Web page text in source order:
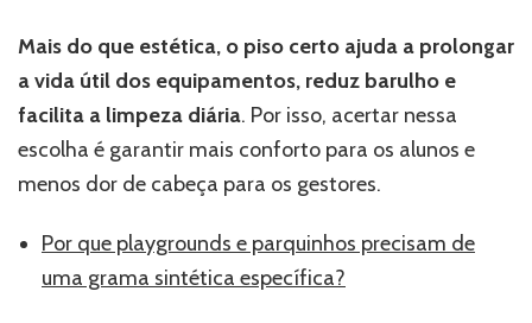
Mais do que estética, o piso certo ajuda a prolongar
a vida útil dos equipamentos, reduz barulho e
facilita a limpeza diária. Por isso, acertar nessa
escolha é garantir mais conforto para os alunos e
menos dor de cabeça para os gestores.
Por que playgrounds e parquinhos precisam de
uma grama sintética específica?